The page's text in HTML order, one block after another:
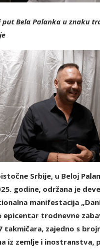
put Bela Palanka u znaku
Srbije, u Beloj
godine, održana je
manifestacija
epicentar trodnevne
takmičara, zajedno s
iz zemlje i inostranstva,